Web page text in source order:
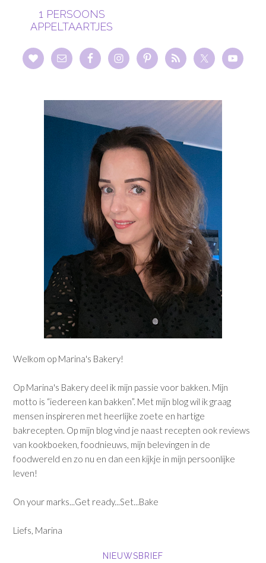
1 PERSOONS
APPELTAARTJES
Welkom op Marina's Bakery!
Op Marina's Bakery deel ik mijn passie voor bakken. Mijn
motto is “iedereen kan bakken”. Met mijn blog wil ik graag
mensen inspireren met heerlijke zoete en hartige
bakrecepten. Op mijn blog vind je naast recepten ook reviews
van kookboeken, foodnieuws, mijn belevingen in de
foodwereld en zo nu en dan een kijkje in mijn persoonlijke
leven!
On your marks...Get ready...Set...Bake
Liefs, Marina
NIEUWSBRIEF